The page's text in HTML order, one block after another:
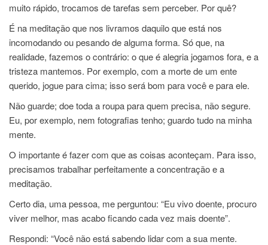
muito rápido, trocamos de tarefas sem perceber. Por quê?
É na meditação que nos livramos daquilo que está nos
incomodando ou pesando de alguma forma. Só que, na
realidade, fazemos o contrário: o que é alegria jogamos fora, e a
tristeza mantemos. Por exemplo, com a morte de um ente
querido, jogue para cima; isso será bom para você e para ele.
Não guarde; doe toda a roupa para quem precisa, não segure.
Eu, por exemplo, nem fotografias tenho; guardo tudo na minha
mente.
O importante é fazer com que as coisas aconteçam. Para isso,
precisamos trabalhar perfeitamente a concentração e a
meditação.
Certo dia, uma pessoa, me perguntou: “Eu vivo doente, procuro
viver melhor, mas acabo ficando cada vez mais doente”.
Respondi: “Você não está sabendo lidar com a sua mente.